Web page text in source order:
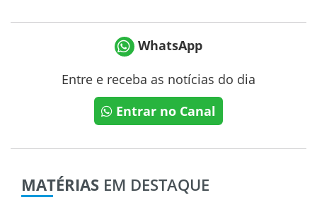
WhatsApp
Entre e receba as notícias do dia
Entrar no Canal
MATÉRIAS EM DESTAQUE